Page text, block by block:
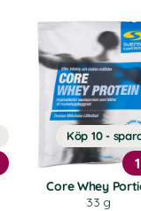
Core Whey
33 g
Köp 10 -